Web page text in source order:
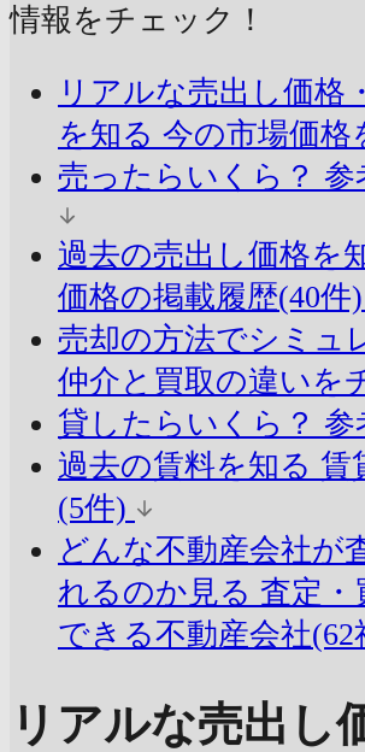
情報をチェック！
リアルな売出し価格
を知る 今の市場価格
売ったらいくら？ 参
過去の売出し価格を
価格の掲載履歴(40件)
売却の方法でシミュ
仲介と買取の違いを
貸したらいくら？ 参
過去の賃料を知る 賃
(5件)
どんな不動産会社が
れるのか見る 査定・
できる不動産会社(62
リアルな売出し